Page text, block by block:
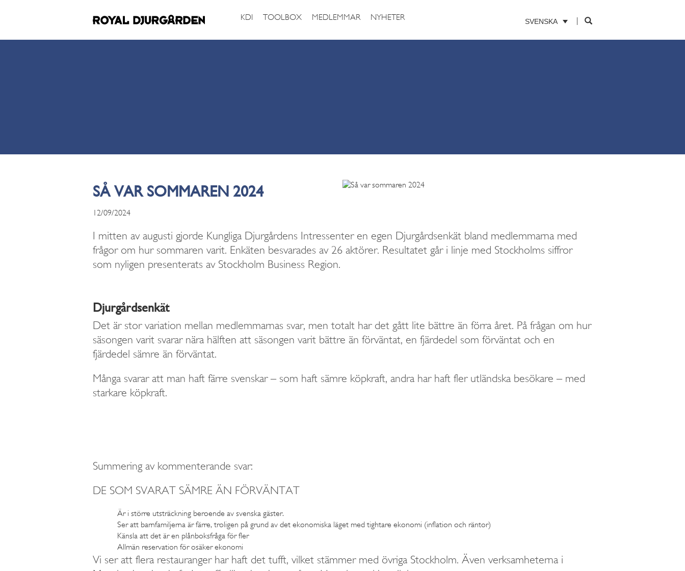
KDI TOOLBOX MEDLEMMAR NYHETER SVENSKA
SÅ VAR SOMMAREN 2024
12/09/2024
I mitten av augusti gjorde Kungliga Djurgårdens Intressenter en egen Djurgårdsenkät bland medlemmarna med
frågor om hur sommaren varit. Enkäten besvarades av 26 aktörer. Resultatet går i linje med Stockholms siffror
som nyligen presenterats av Stockholm Business Region.
Djurgårdsenkät
Det är stor variation mellan medlemmarnas svar, men totalt har det gått lite bättre än förra året. På frågan om hur
säsongen varit svarar nära hälften att säsongen varit bättre än förväntat, en fjärdedel som förväntat och en
fjärdedel sämre än förväntat.
Många svarar att man haft färre svenskar – som haft sämre köpkraft, andra har haft fler utländska besökare – med
starkare köpkraft.
Summering av kommenterande svar:
DE SOM SVARAT SÄMRE ÄN FÖRVÄNTAT
Är i större utsträckning beroende av svenska gäster.
Ser att barnfamiljerna är färre, troligen på grund av det ekonomiska läget med tightare ekonomi (inflation och räntor)
Känsla att det är en plånboksfråga för fler
Allmän reservation för osäker ekonomi
Vi ser att flera restauranger har haft det tufft, vilket stämmer med övriga Stockholm. Även verksamheterna i